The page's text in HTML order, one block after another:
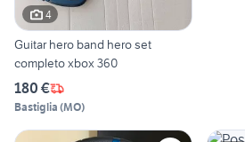
4
Guitar hero band hero set
completo xbox 360
180 €
Bastiglia (MO)